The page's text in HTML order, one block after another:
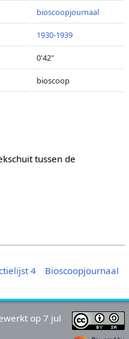
bioscoopjournaal
1930-1939
0'42"
bioscoop
tussen de
4
Bioscoopjournaal
op 7 jul